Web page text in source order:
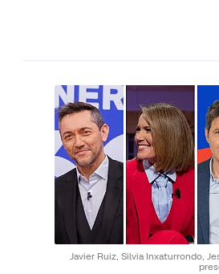
Javier Ruiz, Silvia Inxaturrondo,